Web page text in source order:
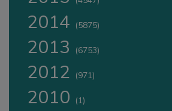
2014 (5875)
2013 (6753)
2012 (971)
2010 (1)